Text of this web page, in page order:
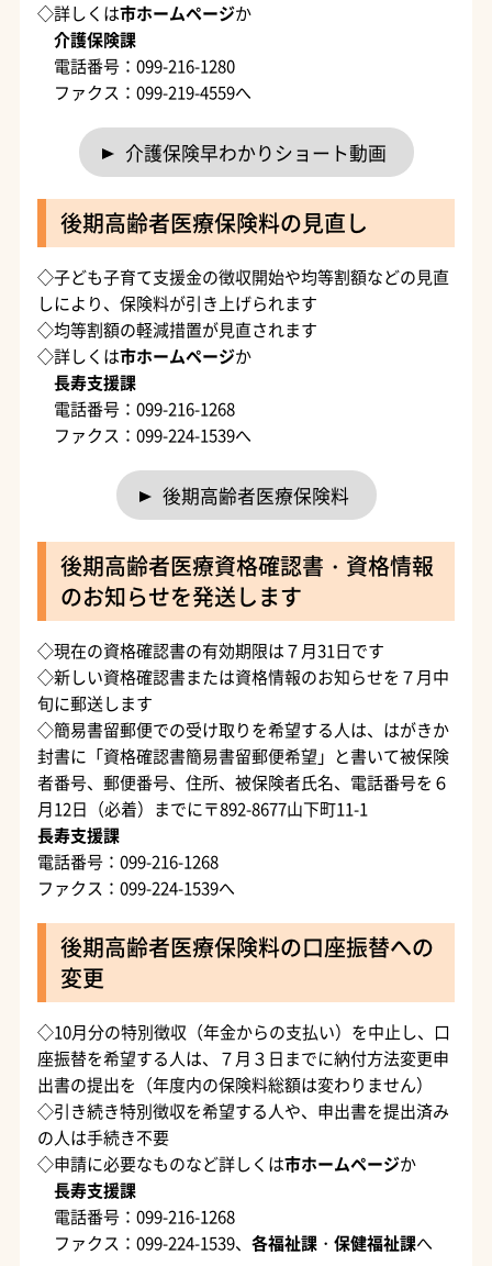
◇詳しくは市ホームページか
介護保険課
電話番号：099-216-1280
ファクス：099-219-4559へ
介護保険早わかりショート動画
後期高齢者医療保険料の見直し
◇子ども子育て支援金の徴収開始や均等割額などの見直
しにより、保険料が引き上げられます
◇均等割額の軽減措置が見直されます
◇詳しくは市ホームページか
長寿支援課
電話番号：099-216-1268
ファクス：099-224-1539へ
後期高齢者医療保険料
後期高齢者医療資格確認書・資格情報
のお知らせを発送します
◇現在の資格確認書の有効期限は７月31日です
◇新しい資格確認書または資格情報のお知らせを７月中
旬に郵送します
◇簡易書留郵便での受け取りを希望する人は、はがきか
封書に「資格確認書簡易書留郵便希望」と書いて被保険
者番号、郵便番号、住所、被保険者氏名、電話番号を６
月12日（必着）までに〒892-8677山下町11-1
長寿支援課
電話番号：099-216-1268
ファクス：099-224-1539へ
後期高齢者医療保険料の口座振替への
変更
◇10月分の特別徴収（年金からの支払い）を中止し、口
座振替を希望する人は、７月３日までに納付方法変更申
出書の提出を（年度内の保険料総額は変わりません）
◇引き続き特別徴収を希望する人や、申出書を提出済み
の人は手続き不要
◇申請に必要なものなど詳しくは市ホームページか
長寿支援課
電話番号：099-216-1268
ファクス：099-224-1539、各福祉課 ・保健福祉課へ